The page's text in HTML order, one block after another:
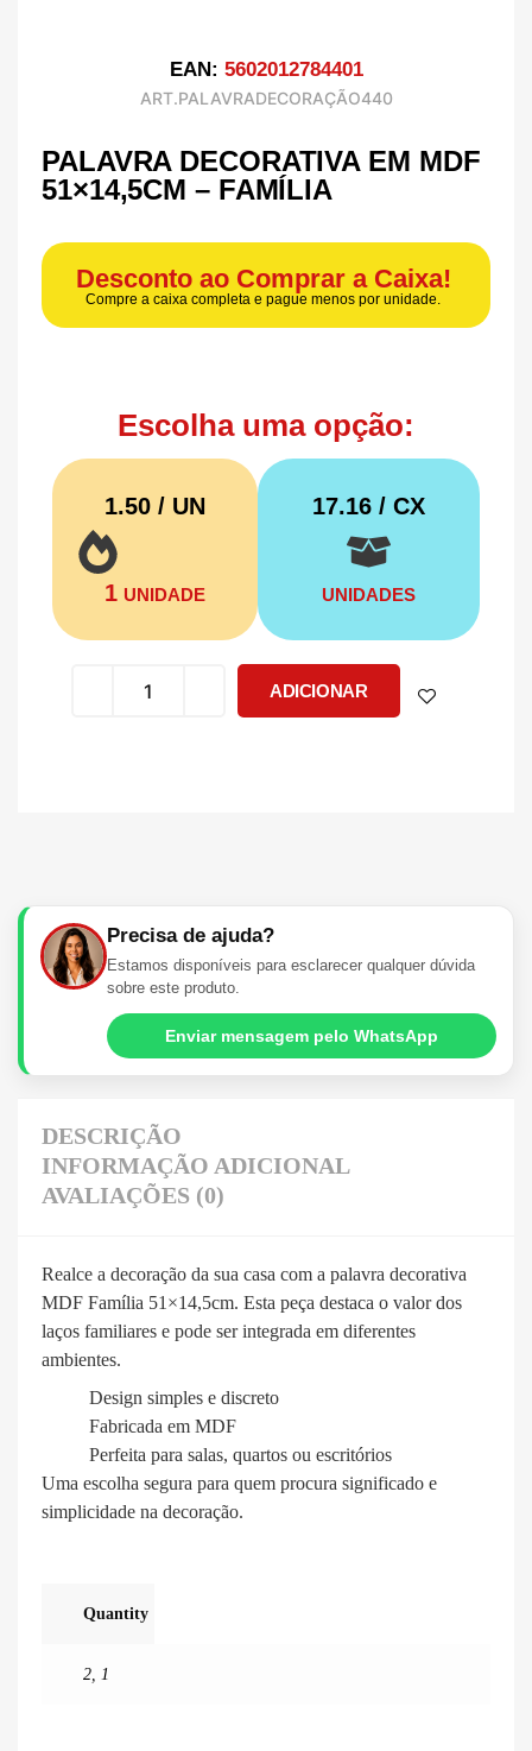
EAN: 5602012784401
ART.PALAVRADECORAÇÃO440
PALAVRA DECORATIVA EM MDF
51×14,5CM – FAMÍLIA
Desconto ao Comprar a Caixa!
Compre a caixa completa e pague menos por unidade.
Escolha uma opção:
1.50 / UN
1 UNIDADE
17.16/ CX
UNIDADES
ADICIONAR
Precisa de ajuda?
Estamos disponíveis para esclarecer qualquer dúvida
sobre este produto.
Enviar mensagem pelo WhatsApp
DESCRIÇÃO
INFORMAÇÃO ADICIONAL
AVALIAÇÕES (0)
Realce a decoração da sua casa com a palavra decorativa
MDF Família 51×14,5cm. Esta peça destaca o valor dos
laços familiares e pode ser integrada em diferentes
ambientes.
Design simples e discreto
Fabricada em MDF
Perfeita para salas, quartos ou escritórios
Uma escolha segura para quem procura significado e
simplicidade na decoração.
Quantity
2, 1